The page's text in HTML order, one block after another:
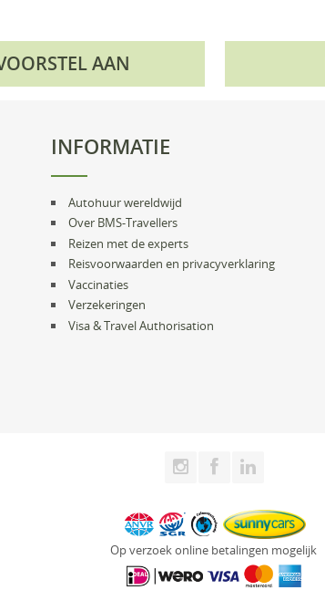
AAN
INFORMATIE
Autohuur wereldwijd
Over BMS-Travellers
Reizen met de experts
Reisvoorwaarden en privacyverklaring
Vaccinaties
Verzekeringen
Visa & Travel Authorisation
Op verzoek online betalingen mogelijk